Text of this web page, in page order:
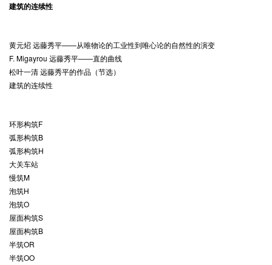
建筑的连续性
黄元炤 远藤秀平——从唯物论的工业性到唯心论的自然性的演变
F. Migayrou 远藤秀平——直的曲线
松叶一清 远藤秀平的作品（节选）
建筑的连续性
环形构筑F
弧形构筑B
弧形构筑H
大关车站
慢筑M
泡筑H
泡筑O
屋面构筑S
屋面构筑B
半筑OR
半筑OO